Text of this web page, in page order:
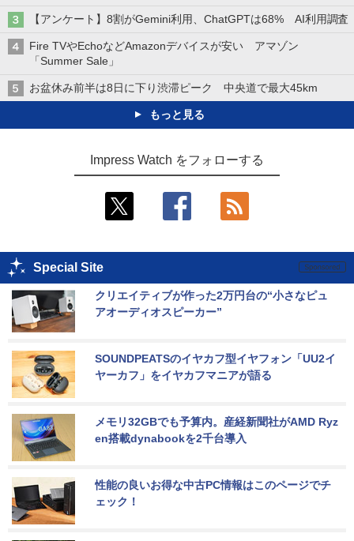
【アンケート】8割がGemini利用、ChatGPTは68% AI利用調査
Fire TVやEchoなどAmazonデバイスが安い アマゾン
「Summer Sale」
お盆休み前半は8日に下り渋滞ピーク 中央道で最大45km
もっと見る
Impress Watch をフォローする
Special Site
クリエイティブが作った2万円台の“小さなピュ
アオーディオスピーカー”
SOUNDPEATSのイヤカフ型イヤフォン「UU2イ
ヤーカフ」をイヤカフマニアが語る
メモリ32GBでも予算内。産経新聞社がAMD Ryz
en搭載dynabookを2千台導入
性能の良いお得な中古PC情報はこのページでチ
ェック！